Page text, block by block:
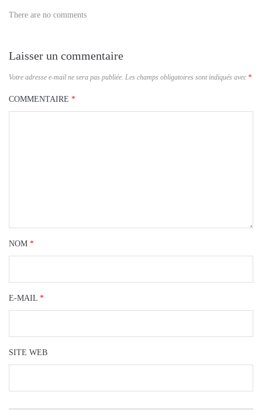
There are no comments
Laisser un commentaire
Votre adresse e-mail ne sera pas publiée. Les champs obligatoires sont indiqués avec *
COMMENTAIRE *
NOM *
E-MAIL *
SITE WEB